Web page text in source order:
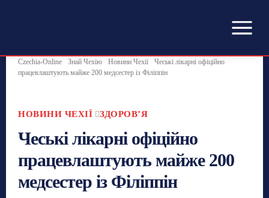
Czechia-Online Знай Чехію Новини Чехії
Чеські лікарні офіційно
працевлаштують майже 200 медсестер із Філіппін
НОВИНИ ЧЕХІЇ ЗДОРОВʼЯ
Чеські лікарні офіційно
працевлаштують майже 200
медсестер із Філіппін